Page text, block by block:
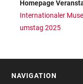
Homepage
Internationaler Muse
umstag 2025
NAVIGATION